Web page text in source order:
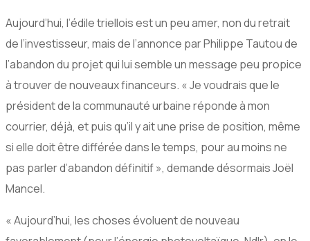
Aujourd’hui, l’édile triellois est un peu amer, non du retrait
de l’investisseur, mais de l’annonce par Philippe Tautou de
l’abandon du projet qui lui semble un message peu propice
à trouver de nouveaux financeurs. « Je voudrais que le
président de la communauté urbaine réponde à mon
courrier, déjà, et puis qu’il y ait une prise de position, même
si elle doit être différée dans le temps, pour au moins ne
pas parler d’abandon définitif », demande désormais Joël
Mancel.
« Aujourd’hui, les choses évoluent de nouveau